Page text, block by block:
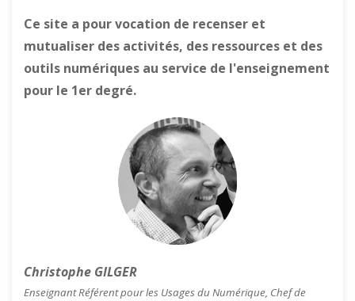
Ce site a pour vocation de recenser et
mutualiser des activités, des ressources et des
outils numériques au service de l'enseignement
pour le 1er degré.
Christophe GILGER
Enseignant Référent pour les Usages du Numérique, Chef de